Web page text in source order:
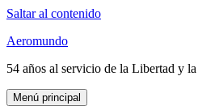
Saltar al contenido
Aeromundo
54 años al servicio de la Libertad y
Menú principal